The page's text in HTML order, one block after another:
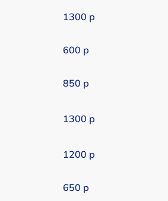
1300 р
600 р
850 р
1300 р
1200 р
650 р